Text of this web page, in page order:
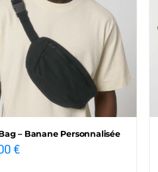
– Banane Personnalisée
€